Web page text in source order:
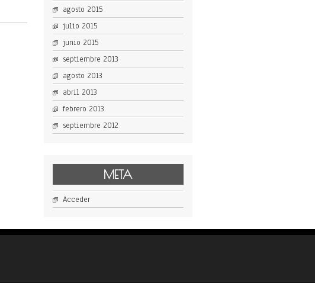
agosto 2015
julio 2015
junio 2015
septiembre 2013
agosto 2013
abril 2013
febrero 2013
septiembre 2012
META
Acceder